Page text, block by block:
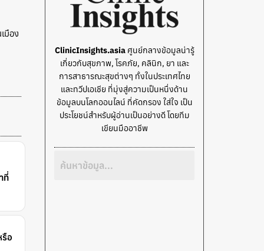
มือง
ที่
รือ
ClinicInsights.asiaศูนย์กลางข้อมูลน่ารู้
เกี่ยวกับสุขภาพ, โรคภัย, คลินิก, ยา และ
การสาธารณะสุขต่างๆ ทั้งในประเทศไทย
และทวีปเอเชีย ที่มุ่งสู่ความเป็นหนึ่งด้าน
ข้อมูลบนโลกออนไลน์ ที่คัดกรอง ใส่ใจ เป็น
ประโยชน์สำหรับผู้อ่านเป็นอย่างดี โดยทีม
เขียนมืออาชีพ